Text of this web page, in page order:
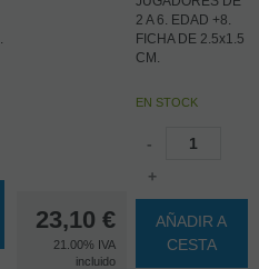
de entender e
ideales para
llevar. Se pueden
llevar a la próxima
juegos.
23,10 €
21.00% IVA
incluido
2 A 6. EDAD +8.
FICHA DE 2.5x1.5
CM.
EN STOCK
-
+
AÑADIR A
CESTA